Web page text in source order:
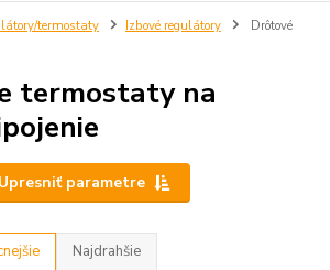
termostaty Izbové regulátory
Drôtové
termostaty na
Upresniť parametre
Najdrahšie